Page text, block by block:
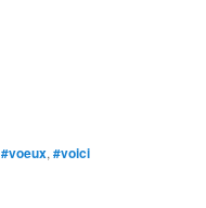
#voeux, #voici